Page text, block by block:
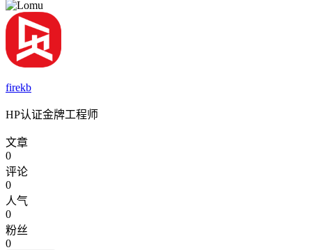
firekb
HP认证金牌工程师
文章
0
评论
0
人气
0
粉丝
0